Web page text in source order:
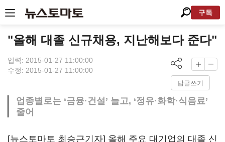
구독
"올해 대졸 신규채용, 지난해보다 준다"
입력: 2015-01-27 11:00:00
수정: 2015-01-27 11:00:00
답글쓰기
업종별로는 ‘금융·건설’ 늘고, ‘정유·화학·식음료’
줄어
[뉴스토마토 최승근기자] 올해 주요 대기업의 대졸 신